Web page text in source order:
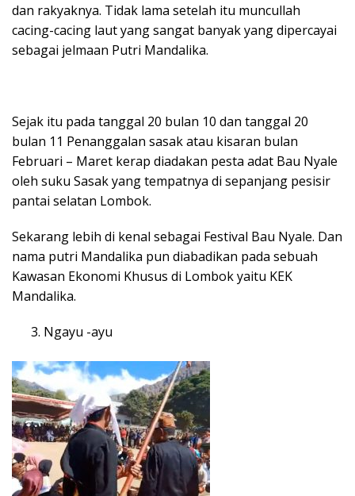
dan rakyaknya. Tidak lama setelah itu muncullah
cacing-cacing laut yang sangat banyak yang dipercayai
sebagai jelmaan Putri Mandalika.
Sejak itu pada tanggal 20 bulan 10 dan tanggal 20
bulan 11 Penanggalan sasak atau kisaran bulan
Februari – Maret kerap diadakan pesta adat Bau Nyale
oleh suku Sasak yang tempatnya di sepanjang pesisir
pantai selatan Lombok.
Sekarang lebih di kenal sebagai Festival Bau Nyale. Dan
nama putri Mandalika pun diabadikan pada sebuah
Kawasan Ekonomi Khusus di Lombok yaitu KEK
Mandalika.
Ngayu -ayu